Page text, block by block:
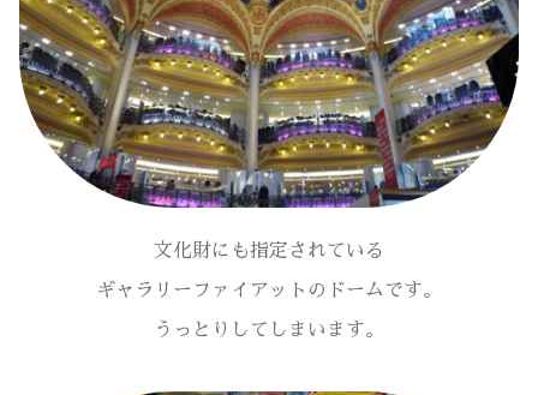
文化財にも指定されている
ギャラリーファイアットのドームです。
うっとりしてしまいます。